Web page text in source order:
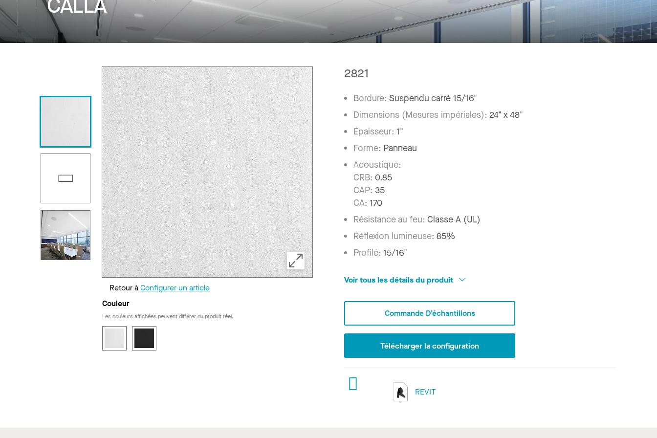
Retour àConfigurer un article
Couleur
Les couleurs affichées peuvent différer du produit réel.
2821
Bordure:Suspendu carré 15/16"
Dimensions (Mesures impériales): 24" x 48"
Épaisseur:1"
Forme: Panneau
Acoustique:
CRB: 0.85
CAP: 35
CA: 170
Résistance au feu:Classe A (UL)
Réflexion lumineuse:85%
Profilé:15/16"
Voir tous les détails du produit
Commande D’échantillons
Télécharger la configuration
REVIT